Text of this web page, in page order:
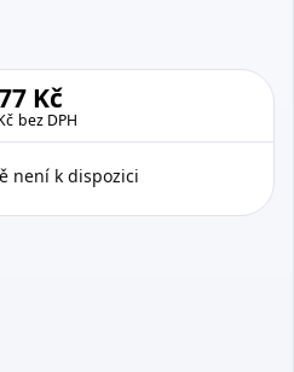
Kč
bez DPH
není k dispozici